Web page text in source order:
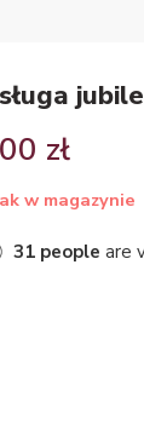
zł
w magazynie
31 people are